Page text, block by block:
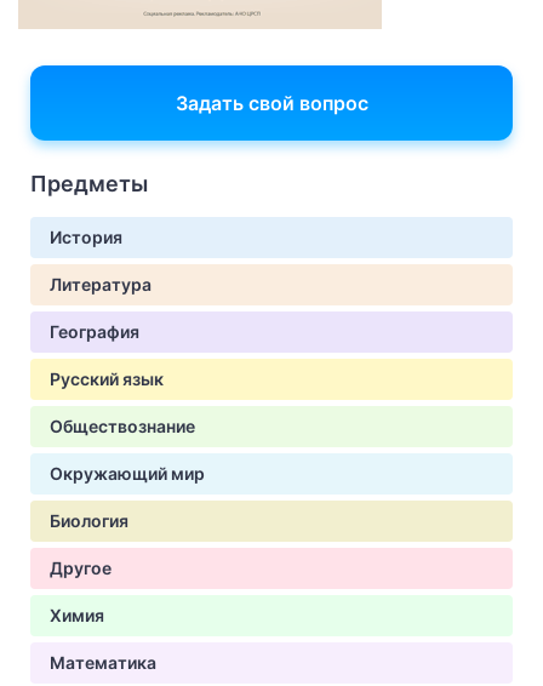
Задать свой вопрос
Предметы
История
Литература
География
Русский язык
Обществознание
Окружающий мир
Биология
Другое
Химия
Математика